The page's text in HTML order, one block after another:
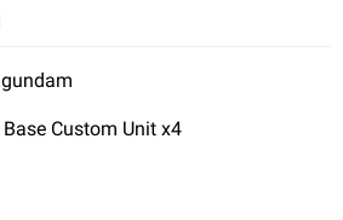
Custom Unit x4